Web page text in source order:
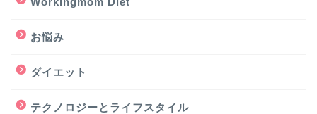
お悩み
ダイエット
テクノロジーとライフスタイル